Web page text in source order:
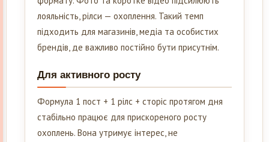
лояльність, рілси — охоплення. Такий темп
підходить для магазинів, медіа та особистих
брендів, де важливо постійно бути присутнім.
Для активного росту
Формула 1 пост + 1 рілс + сторіс протягом дня
стабільно працює для прискореного росту
охоплень. Вона утримує інтерес, не